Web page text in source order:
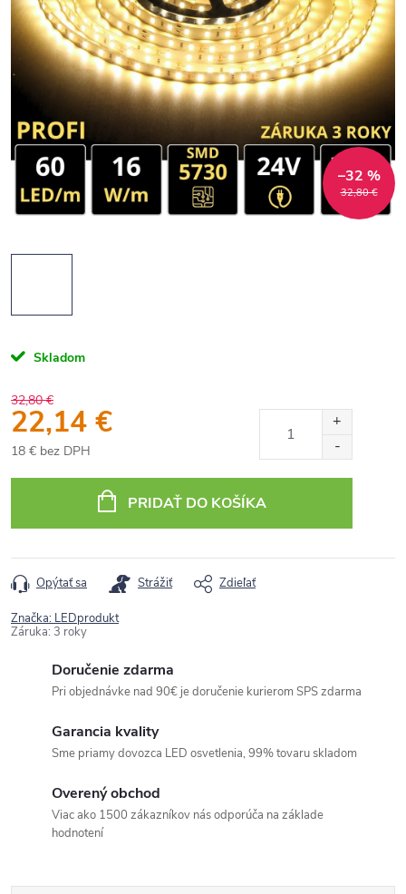
32,80 €
–32 %
Skladom
32,80 €
22,14 €
18 € bez DPH
cena:
PRIDAŤ DO KOŠÍKA
Opýtať sa Strážiť Zdieľať
Značka: LEDprodukt
Záruka: 3 roky
Doručenie zdarma
Pri objednávke nad 90€ je doručenie kurierom SPS zdarma
Garancia kvality
Sme priamy dovozca LED osvetlenia, 99% tovaru skladom
Overený obchod
Viac ako 1500 zákazníkov nás odporúča na základe
hodnotení